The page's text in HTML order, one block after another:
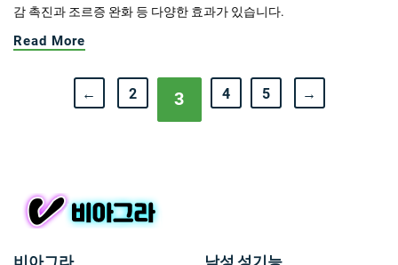
감 촉진과 조르증 완화 등 다양한 효과가 있습니다.
Read More
← 2 3 4 5 →
비아그라 남성 성기능